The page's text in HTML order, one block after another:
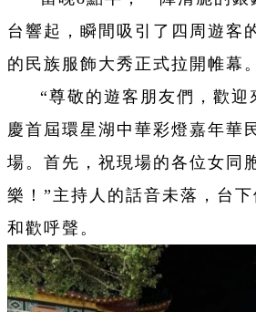
台響起，瞬間吸引了四周遊客
的民族服飾大秀正式拉開帷幕。
“尊敬的遊客朋友們，歡迎
慶首屆環星湖中華彩燈嘉年華
場。首先，祝現場的各位女同
樂！”主持人的話音未落，台
和歡呼聲。